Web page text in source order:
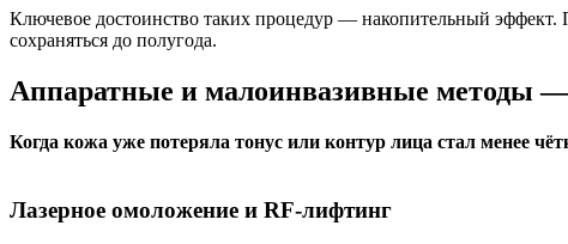
Ключевое достоинство таких процедур — накопительный эффект.
сохраняться до полугода.
Аппаратные и малоинвазивные методы —
Когда кожа уже потеряла тонус или контур лица стал менее
Лазерное омоложение и RF-лифтинг